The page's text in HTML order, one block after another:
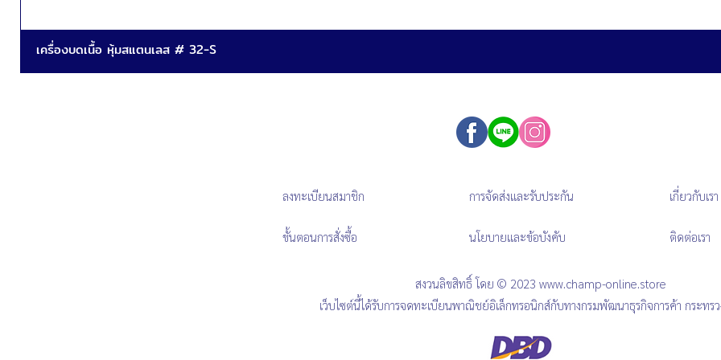
เครื่องบดเนื้อ หุ้มสแตนเลส # 32-S
ลงทะเบียนสมาชิก
ขั้นตอนการสั่งซื้อ
การจัดส่งและรับประกัน
นโยบายและข้อบังคับ
เกี่ยวกับเรา
ติดต่อเรา
สงวนลิขสิทธิ์ โดย © 2023 www.champ-online.store
เว็บไซต์นี้ได้รับการจดทะเบียนพาณิชย์อิเล็กทรอนิกส์กับทางกรมพัฒนาธุรกิจการค้า กระท